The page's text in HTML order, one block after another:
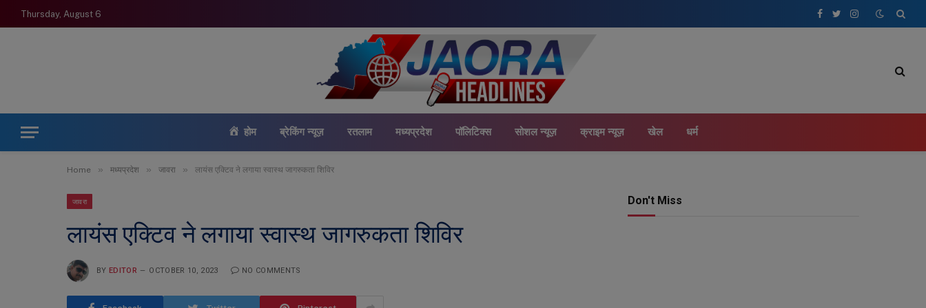
Thursday, August 6
Facebook
TwitterInstagram
होम ब्रेकिंग न्यूज़ रतलाम मध्यप्रदेश पॉलिटिक्स सोशल न्यूज़ क्राइम न्यूज़ खेल धर्म
Home » मध्यप्रदेश » जावरा » लायंस एक्टिव ने लगाया स्वास्थ जागरुकता शिविर
जावरा
लायंस एक्टिव ने लगाया स्वास्थ जागरुकता शिविर
BY EDITOR OCTOBER 10, 2023 NO COMMENTS
Don't Miss